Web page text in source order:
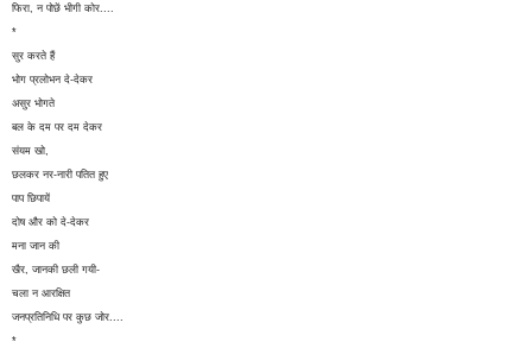
फिरा, न पोछें भीगी कोर....
*
सुर करते हैं
भोग प्रलोभन दे-देकर
असुर भोगते
बल के दम पर दम देकर
संयम खो,
छलकर नर-नारी पतित हुए
पाप छिपायें
दोष और को दे-देकर
मना जान की
खैर, जानकी छली गयी-
चला न आरक्षित
जनप्रतिनिधि पर कुछ जोर....
*